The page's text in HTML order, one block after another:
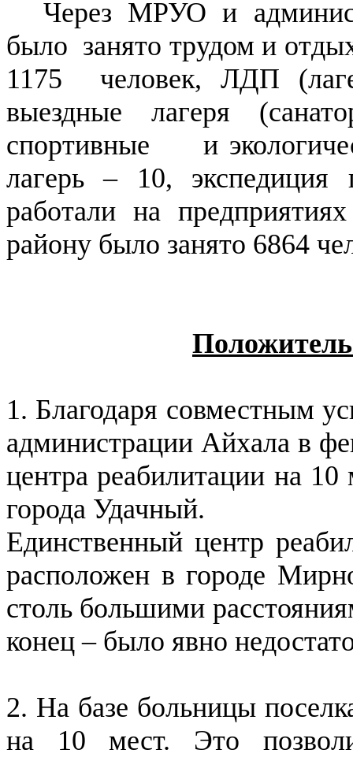
Через МРУО и
было занято трудом и
1175 человек, ЛДП
выездные лагеря
спортивные и
лагерь – 10,
работали на
району было занято 6864
1. Благодаря совместным
администрации Айхала в
центра реабилитации на 10
города Удачный.
Единственный центр
расположен в городе
столь большими
конец – было явно
2. На базе больницы
на 10 мест. Это